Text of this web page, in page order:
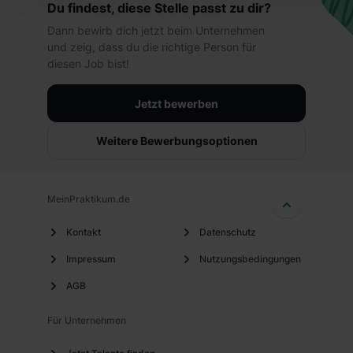
hierbei die Einwilligung zur Übermittlung deiner Daten in
die USA (Art. 49 Abs. 1 S. 1 lit. a) DS-GVO). Die USA
verfügen über kein angemessenes Datenschutzniveau
Einwilligung jederzeit mit Wirkung für die Zukunft ganz
oder teilweise über unsere Datenschutzerklärung unter
Weitere Informationen zu den einzelnen Cookies findest
Du findest, diese Stelle passt zu dir?
Dann bewirb dich jetzt beim Unternehmen
und zeig, dass du die richtige Person für
diesen Job bist!
Jetzt bewerben
Weitere Bewerbungsoptionen
MeinPraktikum.de
Kontakt
Impressum
AGB
Datenschutz
Nutzungsbedingungen
Für Unternehmen